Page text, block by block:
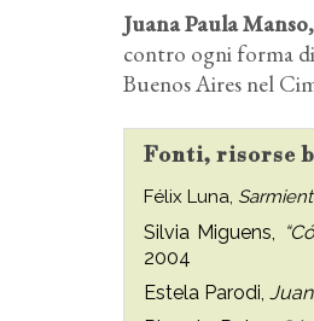
Juana Paula
contro ogni forma di
Buenos Aires nel
Fonti, risorse
Félix Luna,
Silvia Miguens,
2004
Estela Parodi,